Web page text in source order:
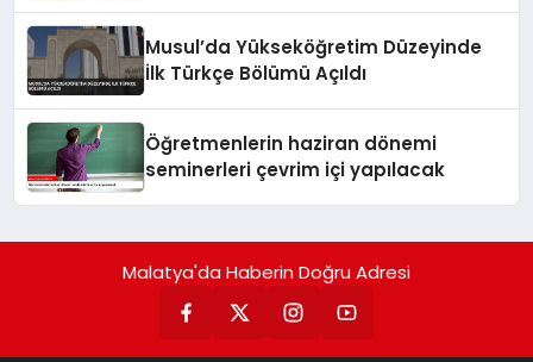
Musul’da Yükseköğretim Düzeyinde
İlk Türkçe Bölümü Açıldı
Öğretmenlerin haziran dönemi
seminerleri çevrim içi yapılacak
Malatya'da Haberin Doğru Adresi